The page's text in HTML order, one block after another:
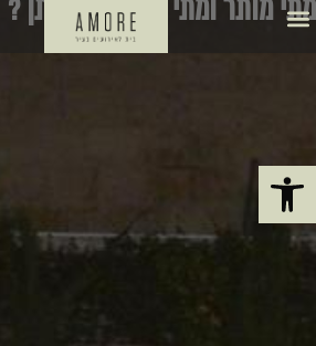
פתח סרגל נגישות
מתי מותר ומתי אסור להתחתן ?